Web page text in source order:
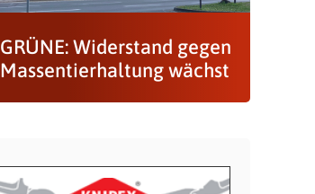
GRÜNE: Widerstand gegen
Massentierhaltung wächst